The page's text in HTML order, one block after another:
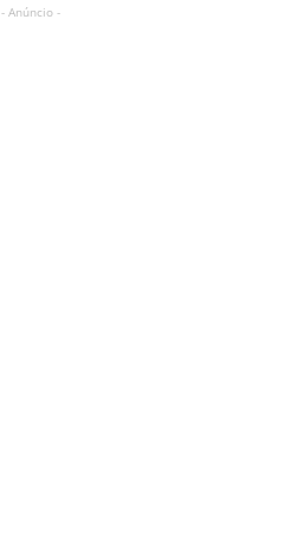
- Anúncio -